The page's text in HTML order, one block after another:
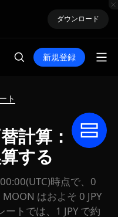
ダウンロード
新規登録
ト
計算：
する
時点で、0
MOON はおよそ 0 JPY
トでは、1 JPY で約